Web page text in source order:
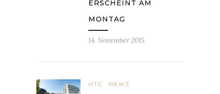
ERSCHEINT AM
MONTAG
14. November 2015
HTC NEWS